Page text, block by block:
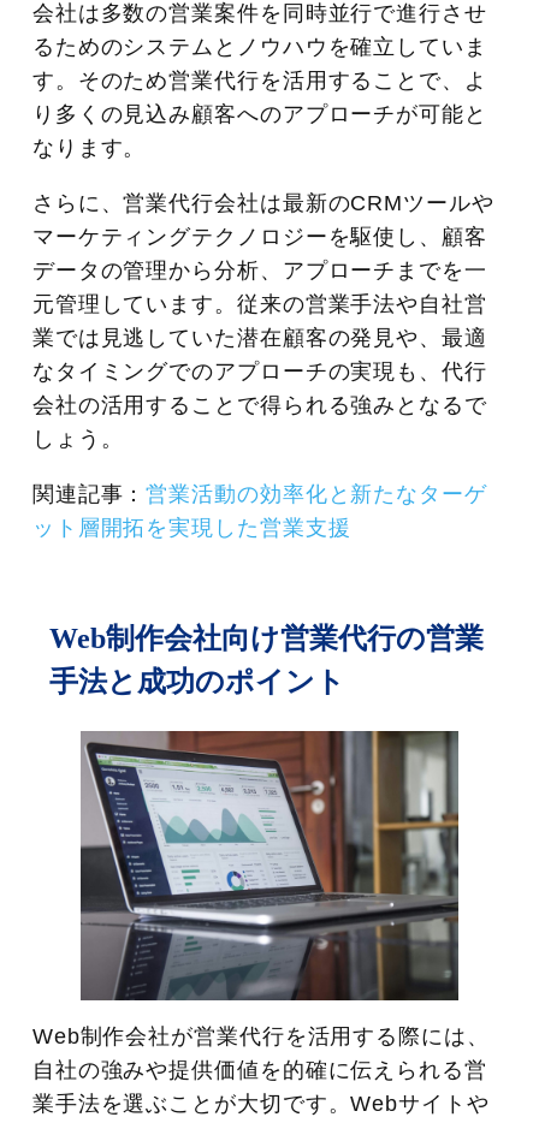
会社は多数の営業案件を同時並行で進行させ
るためのシステムとノウハウを確立していま
す。そのため営業代行を活用することで、よ
り多くの見込み顧客へのアプローチが可能と
なります。
さらに、営業代行会社は最新のCRMツールや
マーケティングテクノロジーを駆使し、顧客
データの管理から分析、アプローチまでを一
元管理しています。従来の営業手法や自社営
業では見逃していた潜在顧客の発見や、最適
なタイミングでのアプローチの実現も、代行
会社の活用することで得られる強みとなるで
しょう。
関連記事：営業活動の効率化と新たなターゲ
ット層開拓を実現した営業支援
Web制作会社向け営業代行の営業
手法と成功のポイント
Web制作会社が営業代行を活用する際には、
自社の強みや提供価値を的確に伝えられる営
業手法を選ぶことが大切です。Webサイトや